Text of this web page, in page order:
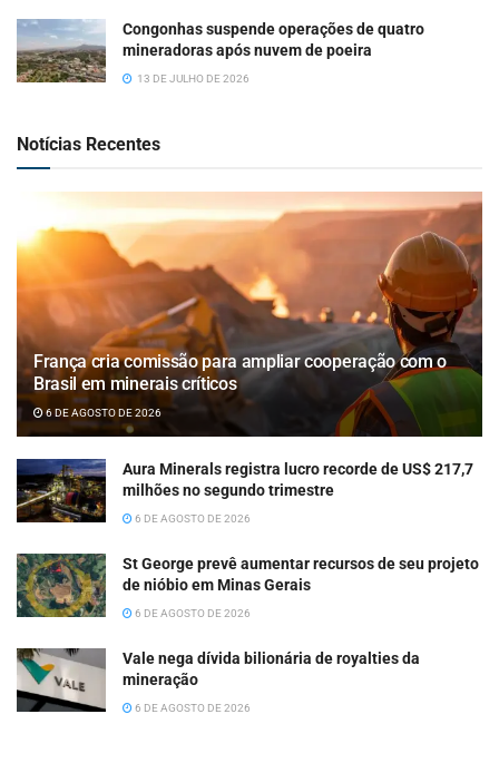
Congonhas suspende operações de quatro
mineradoras após nuvem de poeira
13 DE JULHO DE 2026
Notícias Recentes
França cria comissão para ampliar cooperação com o
Brasil em minerais críticos
6 DE AGOSTO DE 2026
Aura Minerals registra lucro recorde de US$ 217,7
milhões no segundo trimestre
6 DE AGOSTO DE 2026
St George prevê aumentar recursos de seu projeto
de nióbio em Minas Gerais
6 DE AGOSTO DE 2026
Vale nega dívida bilionária de royalties da
mineração
6 DE AGOSTO DE 2026